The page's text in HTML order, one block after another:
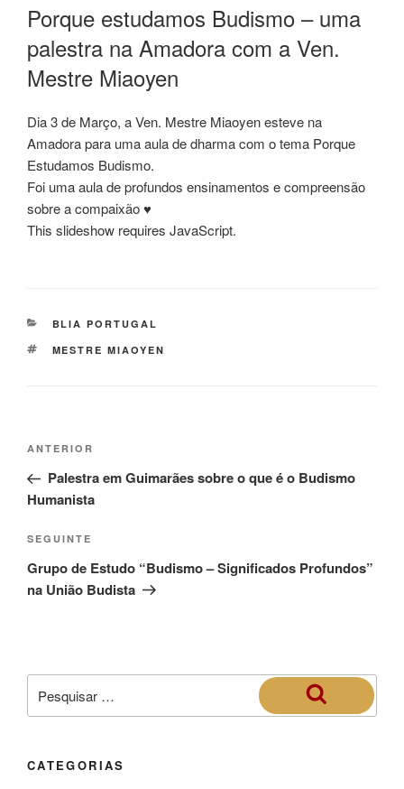
Porque estudamos Budismo – uma
palestra na Amadora com a Ven.
Mestre Miaoyen
Dia 3 de Março, a Ven. Mestre Miaoyen esteve na
Amadora para uma aula de dharma com o tema Porque
Estudamos Budismo.
Foi uma aula de profundos ensinamentos e compreensão
sobre a compaixão ♥
This slideshow requires JavaScript.
BLIA PORTUGAL
MESTRE MIAOYEN
ANTERIOR
Palestra em Guimarães sobre o que é o Budismo
Humanista
SEGUINTE
Grupo de Estudo “Budismo – Significados Profundos”
na União Budista
CATEGORIAS